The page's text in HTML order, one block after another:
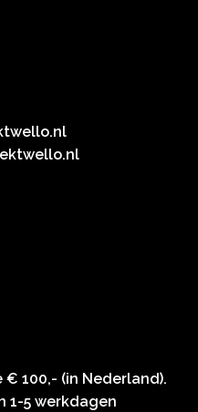
100,- (in Nederland).
1-5 werkdagen